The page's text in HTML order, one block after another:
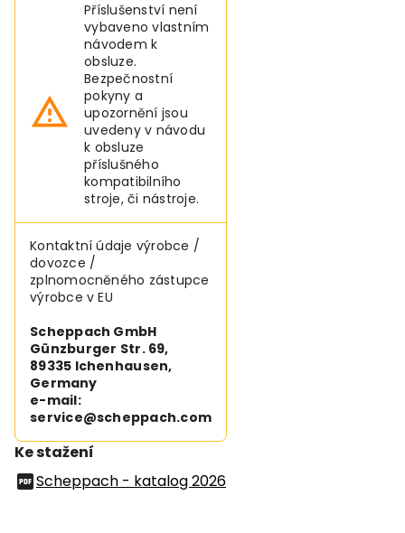
Příslušenství není
vybaveno vlastním
návodem k
obsluze.
Bezpečnostní
pokyny a
upozornění jsou
uvedeny v návodu
k obsluze
příslušného
kompatibilního
stroje, či nástroje.
Kontaktní údaje výrobce /
dovozce /
zplnomocněného zástupce
výrobce v EU
Scheppach GmbH
Günzburger Str. 69,
89335 Ichenhausen,
Germany
e-mail:
service@scheppach.com
Ke stažení
Scheppach - katalog 2026